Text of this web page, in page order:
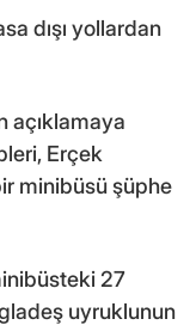
dışı yollardan
açıklamaya
Erçek
minibüsü şüphe
27
uyruklunun